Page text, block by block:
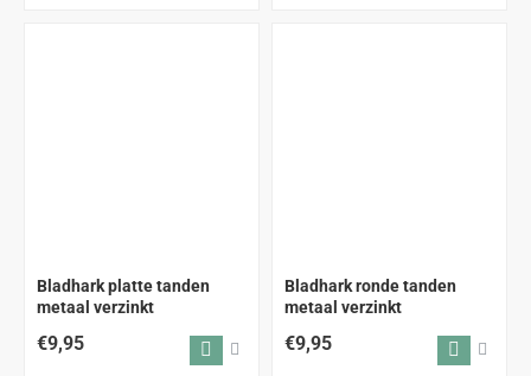
Bladhark platte tanden
metaal verzinkt
€9,95
Bladhark ronde tanden
metaal verzinkt
€9,95